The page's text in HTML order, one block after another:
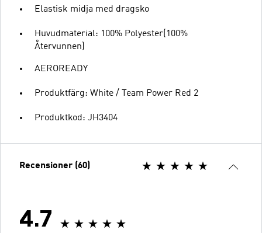
Elastisk midja med dragsko
Huvudmaterial: 100% Polyester(100%
Återvunnen)
AEROREADY
Produktfärg: White / Team Power Red 2
Produktkod: JH3404
Recensioner (60)
4.7